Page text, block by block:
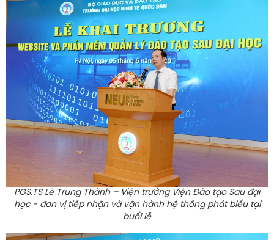
PGS.TS Lê Trung Thành – Viện trưởng Viện Đào tạo Sau đại
học - đơn vị tiếp nhận và vận hành hệ thống phát biểu tại
buổi lễ